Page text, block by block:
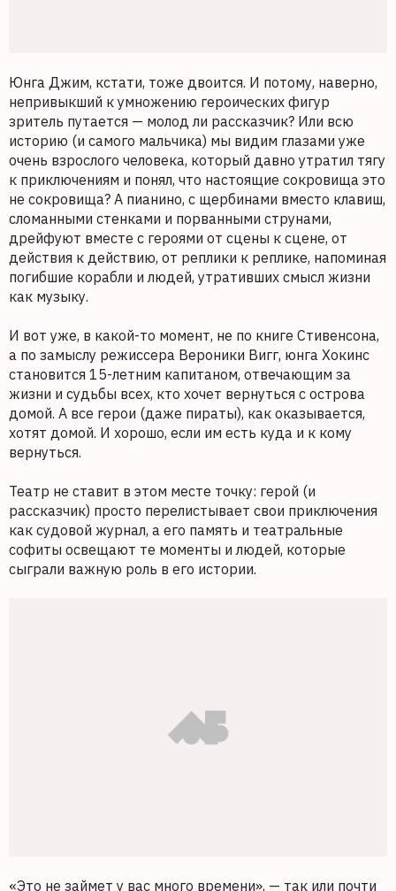
Юнга Джим, кстати, тоже двоится. И потому, наверно,
непривыкший к умножению героических фигур
зритель путается — молод ли рассказчик? Или всю
историю (и самого мальчика) мы видим глазами уже
очень взрослого человека, который давно утратил тягу
к приключениям и понял, что настоящие сокровища это
не сокровища? А пианино, с щербинами вместо клавиш,
сломанными стенками и порванными струнами,
дрейфуют вместе с героями от сцены к сцене, от
действия к действию, от реплики к реплике, напоминая
погибшие корабли и людей, утративших смысл жизни
как музыку.
И вот уже, в какой-то момент, не по книге Стивенсона,
а по замыслу режиссера Вероники Вигг, юнга Хокинс
становится 15-летним капитаном, отвечающим за
жизни и судьбы всех, кто хочет вернуться с острова
домой. А все герои (даже пираты), как оказывается,
хотят домой. И хорошо, если им есть куда и к кому
вернуться.
Театр не ставит в этом месте точку: герой (и
рассказчик) просто перелистывает свои приключения
как судовой журнал, а его память и театральные
софиты освещают те моменты и людей, которые
сыграли важную роль в его истории.
«Это не займет у вас много времени», — так или почти